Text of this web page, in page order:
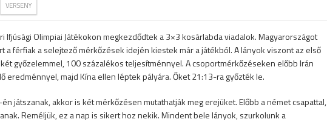
VERSENY
Ifjúsági Olimpiai Játékokon megkezdődtek a 3×3 kosárlabda viadalok. Magyarországot
a férfiak a selejtező mérkőzések idején kiestek már a játékból. A lányok viszont az első
győzelemmel, 100 százalékos teljesítménnyel. A csoportmérkőzéseken előbb Irán
eredménnyel, majd Kína ellen léptek pályára. Őket 21:13-ra győzték le.
játszanak, akkor is két mérkőzésen mutathatják meg erejüket. Előbb a német csapattal,
Reméljük, ez a nap is sikert hoz nekik. Mindent bele lányok, szurkolunk a